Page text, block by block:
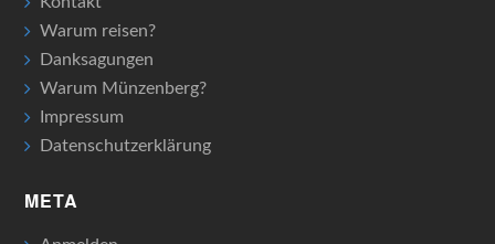
Warum reisen?
Danksagungen
Warum Münzenberg?
Impressum
Datenschutzerklärung
META